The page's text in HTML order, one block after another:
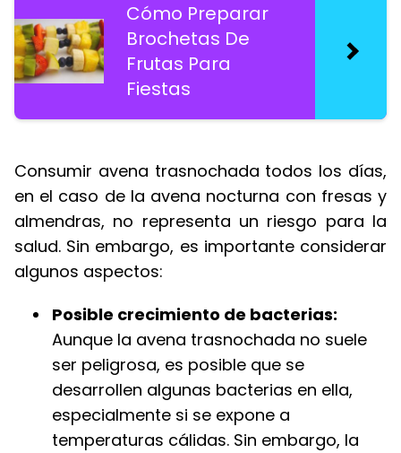
Cómo Preparar
Brochetas De
Frutas Para
Fiestas
Consumir avena trasnochada todos los días,
en el caso de la avena nocturna con fresas y
almendras, no representa un riesgo para la
salud. Sin embargo, es importante considerar
algunos aspectos:
Posible crecimiento de bacterias:
Aunque la avena trasnochada no suele
ser peligrosa, es posible que se
desarrollen algunas bacterias en ella,
especialmente si se expone a
temperaturas cálidas. Sin embargo, la